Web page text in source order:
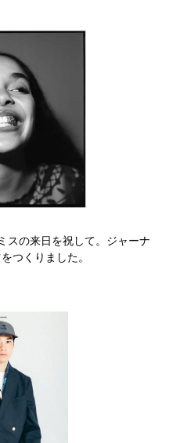
スの来日を祝して。ジャーナ
つくりました。